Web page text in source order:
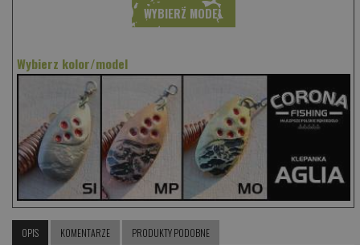
WYBIERZ MODEL
Wybierz kolor/model
OPIS KOMENTARZE PRODUKTY PODOBNE